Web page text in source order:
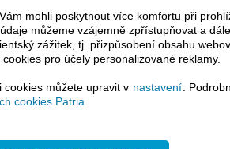
placeného informačního servisu získáte
ke
kompletnímu zpravodajství
bez jakýchkoliv omezení. Veškeré
komentáře a horké zprávy jsou
a v plné verzi.
časových
mohli poskytnout více komfortu při
můžeme vzájemně zpřístupňovat a
zážitek, tj. přizpůsobení obsahu
pro účely personalizované reklamy.
cookies můžete upravit v nastavení .
cookies Patria